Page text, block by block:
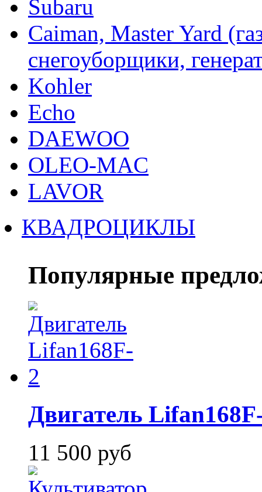
Subaru
Caiman, Master Yard
снегоуборщики,
Kohler
Echo
DAEWOO
OLEO-MAC
LAVOR
КВАДРОЦИКЛЫ
Популярные
Двигатель
11 500 руб